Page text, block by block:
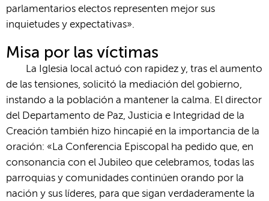
parlamentarios electos representen mejor sus
inquietudes y expectativas».
Misa por las víctimas
La Iglesia local actuó con rapidez y, tras el aumento
de las tensiones, solicitó la mediación del gobierno,
instando a la población a mantener la calma. El director
del Departamento de Paz, Justicia e Integridad de la
Creación también hizo hincapié en la importancia de la
oración: «La Conferencia Episcopal ha pedido que, en
consonancia con el Jubileo que celebramos, todas las
parroquias y comunidades continúen orando por la
nación y sus líderes, para que sigan verdaderamente la